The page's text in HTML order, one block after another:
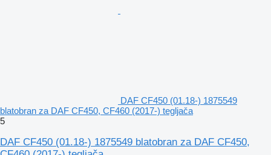
DAF CF450 (01.18-) 1875549
blatobran za DAF CF450, CF460 (2017-) tegljača
5
DAF CF450 (01.18-) 1875549 blatobran za DAF CF450,